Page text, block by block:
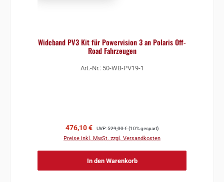
Wideband PV3 Kit für Powervision 3 an Polaris Off-
Road Fahrzeugen
Art.-Nr.: 50-WB-PV19-1
Verkaufspreis:
476,10 € Regulärer Preis:
UVP:529,00 €(10% gespart)
Preise inkl. MwSt. zzgl. Versandkosten
In den Warenkorb